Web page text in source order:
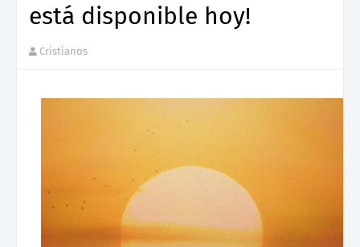
está disponible hoy!
Cristianos